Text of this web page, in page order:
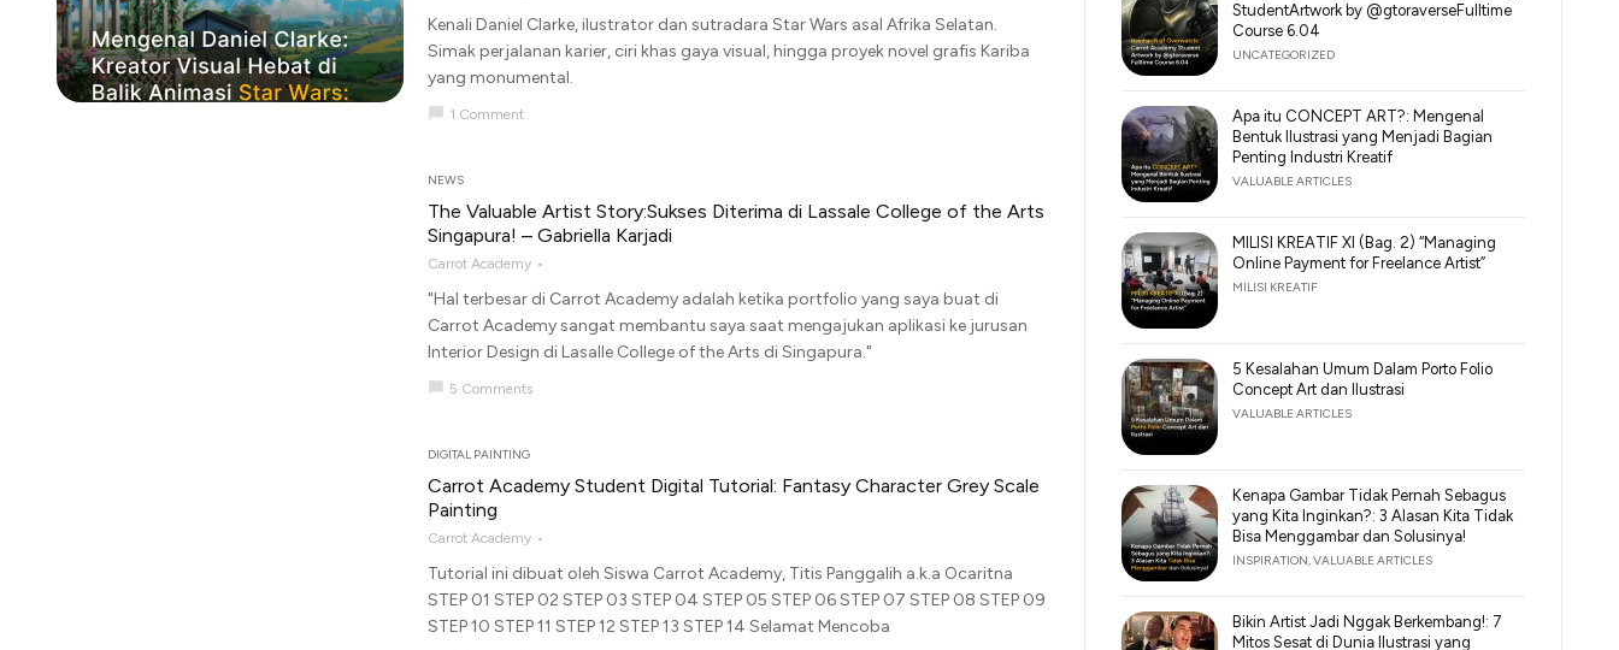
Kenali Daniel Clarke, ilustrator dan sutradara Star Wars asal Afrika Selatan.
Simak perjalanan karier, ciri khas gaya visual, hingga proyek novel grafis Kariba
yang monumental.
chat_bubble 1 Comment
NEWS
The Valuable Artist Story:Sukses Diterima di Lassale College of the Arts
Singapura! – Gabriella Karjadi
Carrot Academy
"Hal terbesar di Carrot Academy adalah ketika portfolio yang saya buat di
Carrot Academy sangat membantu saya saat mengajukan aplikasi ke jurusan
Interior Design di Lasalle College of the Arts di Singapura."
chat_bubble 5 Comments
DIGITAL PAINTING
Carrot Academy Student Digital Tutorial: Fantasy Character Grey Scale
Painting
Carrot Academy
Tutorial ini dibuat oleh Siswa Carrot Academy, Titis Panggalih a.k.a Ocaritna
STEP 01 STEP 02 STEP 03 STEP 04 STEP 05 STEP 06 STEP 07 STEP 08 STEP 09
STEP 10 STEP 11 STEP 12 STEP 13 STEP 14 Selamat Mencoba
StudentArtwork by @gtoraverseFulltime
Course 6.04
UNCATEGORIZED
Apa itu CONCEPT ART?: Mengenal
Bentuk Ilustrasi yang Menjadi Bagian
Penting Industri Kreatif
VALUABLE ARTICLES
MILISI KREATIF XI (Bag. 2) “Managing
Online Payment for Freelance Artist”
MILISI KREATIF
5 Kesalahan Umum Dalam Porto Folio
Concept Art dan Ilustrasi
VALUABLE ARTICLES
Kenapa Gambar Tidak Pernah Sebagus
yang Kita Inginkan?: 3 Alasan Kita Tidak
Bisa Menggambar dan Solusinya!
INSPIRATION,VALUABLE ARTICLES
Bikin Artist Jadi Nggak Berkembang!: 7
Mitos Sesat di Dunia Ilustrasi yang